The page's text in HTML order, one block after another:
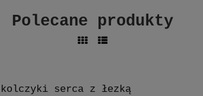
Polecane produkty
kolczyki serca z łezką